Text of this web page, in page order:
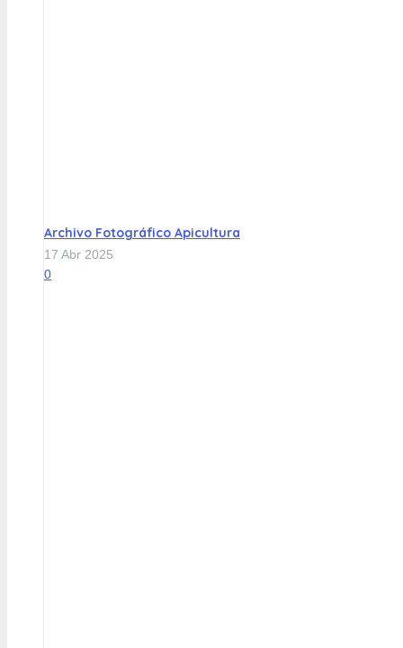
Archivo Fotográfico Apicultura
17 Abr 2025
0